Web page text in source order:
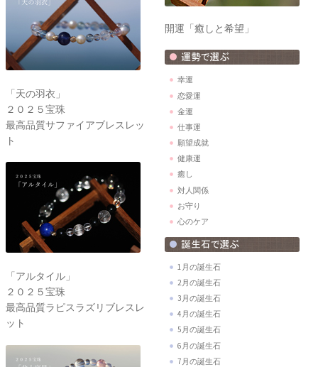
「天の羽衣」
２０２５宝珠
最高品質サファイアブレスレッ
ト
「アルタイル」
２０２５宝珠
最高品質ラピスラズリブレスレ
ット
開運「癒しと希望」
幸運
恋愛運
金運
仕事運
願望成就
健康運
癒し
対人関係
お守り
心のケア
1月の誕生石
2月の誕生石
3月の誕生石
4月の誕生石
5月の誕生石
6月の誕生石
7月の誕生石